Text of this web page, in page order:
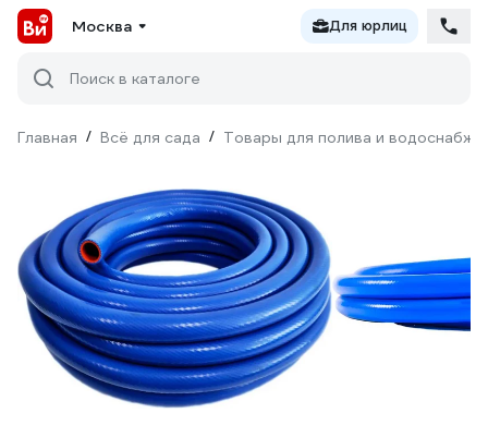
Москва Для юрлиц
Поиск в каталоге
Главная / Всё для сада / Товары для полива и